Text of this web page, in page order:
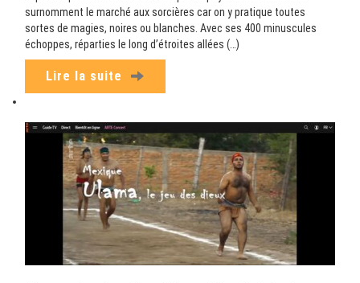
surnomment le marché aux sorcières car on y pratique toutes
sortes de magies, noires ou blanches. Avec ses 400 minuscules
échoppes, réparties le long d’étroites allées (…)
Lire la suite